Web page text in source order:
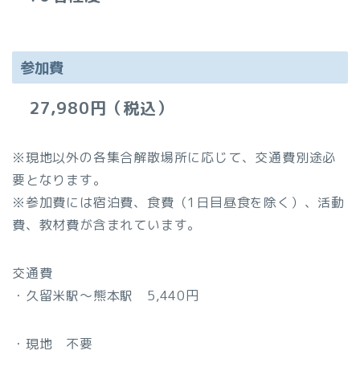
参加費
27,980円 （税込）
※現地以外の各集合解散場所に応じて、交通費別途必
要となります。
※参加費には宿泊費、食費（1日目昼食を除く）、活動
費、教材費が含まれています。
交通費
・久留米駅～熊本駅 5,440円
・現地 不要